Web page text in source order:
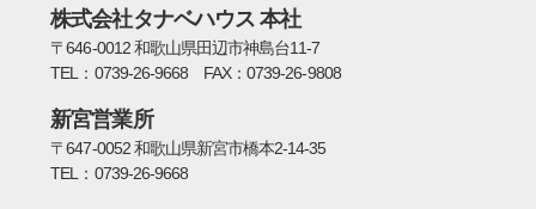
株式会社タナベハウス 本社
〒646-0012 和歌山県田辺市神島台11-7
TEL：0739-26-9668 FAX：0739-26-9808
新宮営業所
〒647-0052 和歌山県新宮市橋本2-14-35
TEL：0739-26-9668